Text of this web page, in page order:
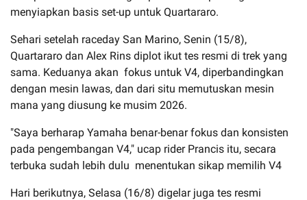
menyiapkan basis set-up untuk Quartararo.
Sehari setelah raceday San Marino, Senin (15/8),
Quartararo dan Alex Rins diplot ikut tes resmi di trek yang
sama. Keduanya akan fokus untuk V4, diperbandingkan
dengan mesin lawas, dan dari situ memutuskan mesin
mana yang diusung ke musim 2026.
"Saya berharap Yamaha benar-benar fokus dan konsisten
pada pengembangan V4," ucap rider Prancis itu, secara
terbuka sudah lebih dulu menentukan sikap memilih V4
Hari berikutnya, Selasa (16/8) digelar juga tes resmi